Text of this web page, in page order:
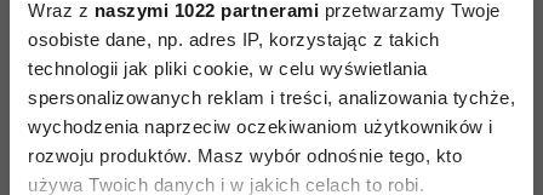
Wraz z naszymi 1022 partnerami przetwarzamy Twoje
osobiste dane, np. adres IP, korzystając z takich
technologii jak pliki cookie, w celu wyświetlania
spersonalizowanych reklam i treści, analizowania tychże,
wychodzenia naprzeciw oczekiwaniom użytkowników i
rozwoju produktów. Masz wybór odnośnie tego, kto
używa Twoich danych i w jakich celach to robi.
Kup teraz!
SENS także w wersji
elektronicznej